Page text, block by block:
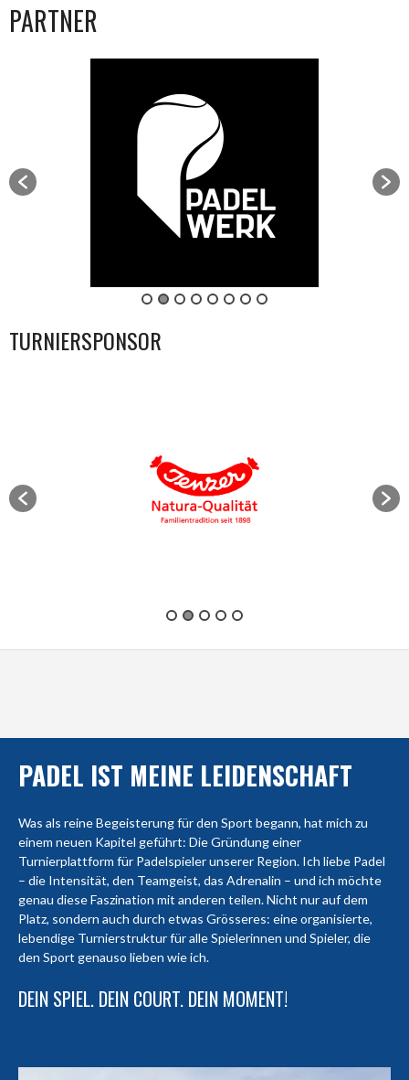
PARTNER
TURNIERSPONSOR
PADEL IST MEINE LEIDENSCHAFT
Was als reine Begeisterung für den Sport begann, hat mich zu
einem neuen Kapitel geführt: Die Gründung einer
Turnierplattform für Padelspieler unserer Region. Ich liebe Padel
– die Intensität, den Teamgeist, das Adrenalin – und ich möchte
genau diese Faszination mit anderen teilen. Nicht nur auf dem
Platz, sondern auch durch etwas Grösseres: eine organisierte,
lebendige Turnierstruktur für alle Spielerinnen und Spieler, die
den Sport genauso lieben wie ich.
DEIN SPIEL. DEIN COURT. DEIN MOMENT!